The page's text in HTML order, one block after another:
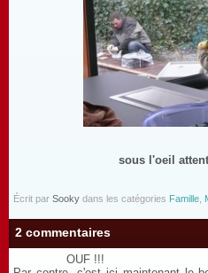
sous l'oeil
Écrit par Sooky dans les catégories Famille
2 commentaires
OUF !!!